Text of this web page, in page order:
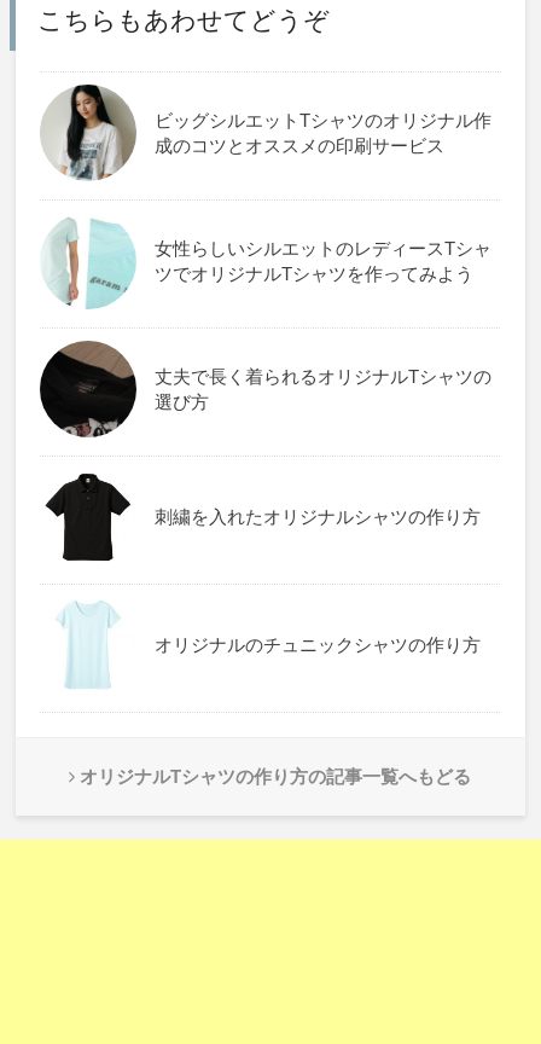
こちらもあわせてどうぞ
ビッグシルエットTシャツのオリジナル作
成のコツとオススメの印刷サービス
女性らしいシルエットのレディースTシャ
ツでオリジナルTシャツを作ってみよう
丈夫で長く着られるオリジナルTシャツの
選び方
刺繍を入れたオリジナルシャツの作り方
オリジナルのチュニックシャツの作り方
オリジナルTシャツの作り方の記事一覧へもどる